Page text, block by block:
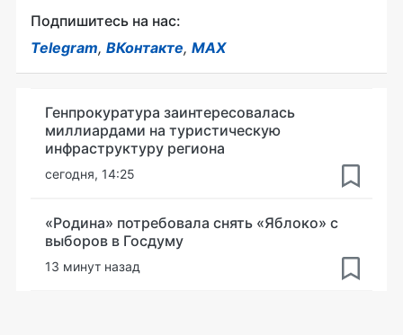
Подпишитесь на нас:
Telegram, ВКонтакте, MAX
Генпрокуратура заинтересовалась
миллиардами на туристическую
инфраструктуру региона
сегодня, 14:25
«Родина» потребовала снять «Яблоко» с
выборов в Госдуму
13 минут назад